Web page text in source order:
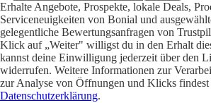
Erhalte Angebote, Prospekte, lokale Deals,
Serviceneuigkeiten von Bonial und
gelegentliche Bewertungsanfragen von
Klick auf „Weiter" willigst du in den Erhalt
kannst deine Einwilligung jederzeit über den
widerrufen. Weitere Informationen zur
zur Analyse von Öffnungen und Klicks findest
Datenschutzerklärung.